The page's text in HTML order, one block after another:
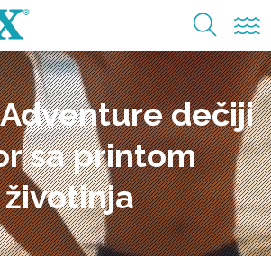
dečiji
sa printom
životinja